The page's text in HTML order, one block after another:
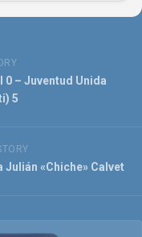
0 – Juventud Unida
5
«Chiche» Calvet